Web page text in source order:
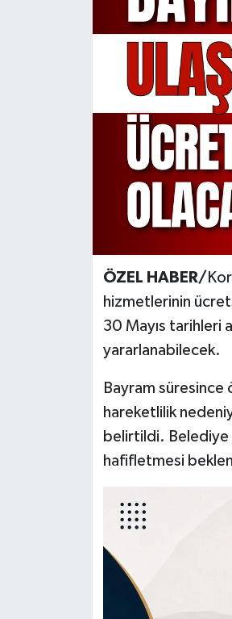
ÖZEL HABER/
hizmetlerinin
30 Mayıs tarihleri
yararlanabilecek.
Bayram süresince
hareketlilik
belirtildi. Belediye
hafifletmesi
KÜLTÜR SANAT
SAĞLIK
VİZYONDAKİLER